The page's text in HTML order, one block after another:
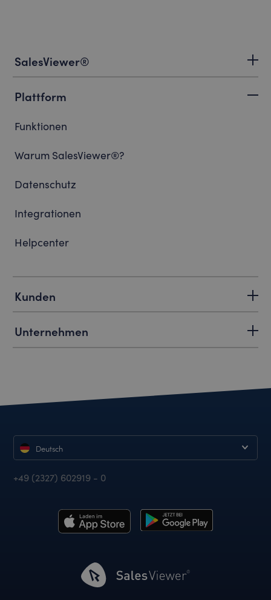
SalesViewer®
Plattform
Funktionen
Warum SalesViewer®?
Datenschutz
Integrationen
Helpcenter
Kunden
Unternehmen
Deutsch
+49 (2327) 602919 - 0